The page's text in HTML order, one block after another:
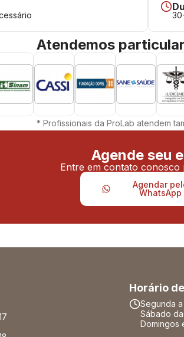
Atendemos
* Profissionais da ProLab atendem
Agende seu
Entre em contato conosco
Agendar
WhatsApp
Horário
Segunda
Sábado
Domingos